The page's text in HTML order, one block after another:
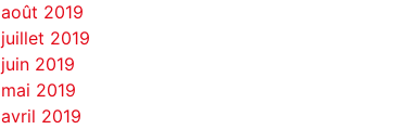
août 2019
juillet 2019
juin 2019
mai 2019
avril 2019